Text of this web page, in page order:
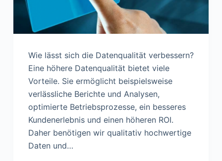
Wie lässt sich die Datenqualität verbessern?
Eine höhere Datenqualität bietet viele
Vorteile. Sie ermöglicht beispielsweise
verlässliche Berichte und Analysen,
optimierte Betriebsprozesse, ein besseres
Kundenerlebnis und einen höheren ROI.
Daher benötigen wir qualitativ hochwertige
Daten und…